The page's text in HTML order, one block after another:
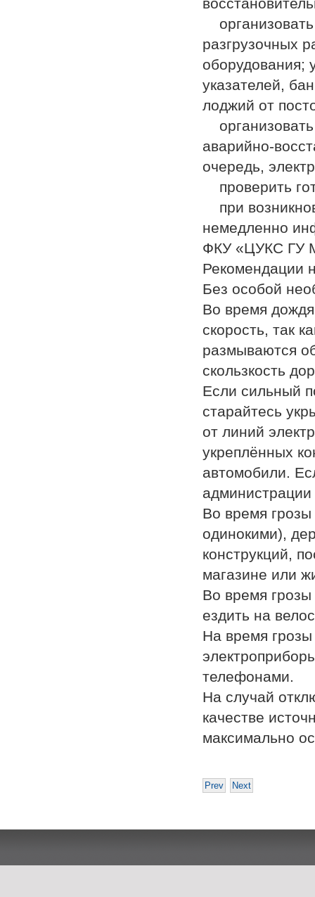
разгрузочных
оборудования;
указателей,
лоджий от
аварийно-
очередь,
проверить
при
немедленно
ФКУ «ЦУКС ГУ
Рекомендации
Без особой
Во время
скорость, так
размываются
скользкость
Если сильный
старайтесь
от линий
укреплённых
автомобили.
Во время
одинокими),
конструкций,
магазине или
Во время грозы
ездить на
На время
телефонами.
На случай
качестве
максимально
Prev Next